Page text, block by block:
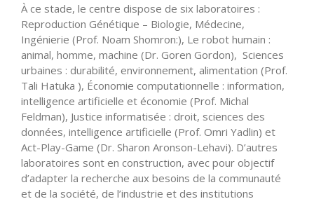
À ce stade, le centre dispose de six laboratoires :
Reproduction Génétique – Biologie, Médecine,
Ingénierie (Prof. Noam Shomron:), Le robot humain :
animal, homme, machine (Dr. Goren Gordon), Sciences
urbaines : durabilité, environnement, alimentation (Prof.
Tali Hatuka ), Économie computationnelle : information,
intelligence artificielle et économie (Prof. Michal
Feldman), Justice informatisée : droit, sciences des
données, intelligence artificielle (Prof. Omri Yadlin) et
Act-Play-Game (Dr. Sharon Aronson-Lehavi). D’autres
laboratoires sont en construction, avec pour objectif
d’adapter la recherche aux besoins de la communauté
et de la société, de l’industrie et des institutions